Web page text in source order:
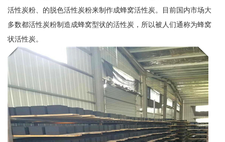
活性炭粉、的脱色活性炭粉来制作成蜂窝活性炭。目前国内市场大
多数都活性炭粉制造成蜂窝型状的活性炭，所以被人们通称为蜂窝
状活性炭。